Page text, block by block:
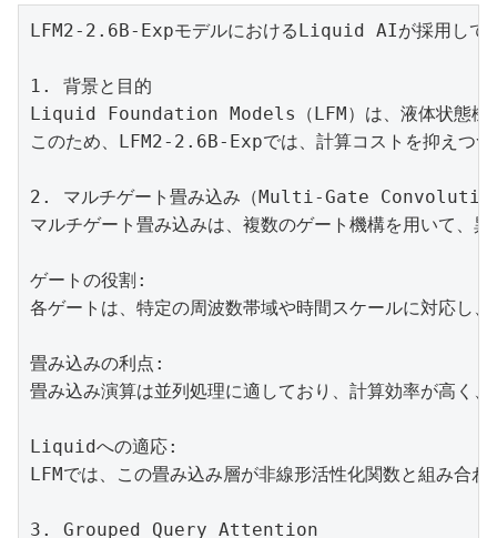
LFM2-2.6B-ExpモデルにおけるLiquid AIが採用して
1. 背景と目的
Liquid Foundation Models（LFM）は、液体状態機械（
このため、LFM2-2.6B-Expでは、計算コストを抑えつ
2. マルチゲート畳み込み（Multi-Gate
マルチゲート畳み込みは、複数のゲート機構を用いて、
ゲートの役割:
各ゲートは、特定の周波数帯域や時間スケールに対応し
畳み込みの利点:
畳み込み演算は並列処理に適しており、計算効率が高く
Liquidへの適応:
LFMでは、この畳み込み層が非線形活性化関数と組み合
3. Grouped Query Attention